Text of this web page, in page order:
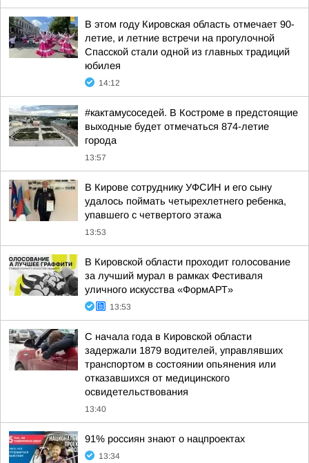
В этом году Кировская область отмечает 90-
летие, и летние встречи на прогулочной
Спасской стали одной из главных традиций
юбилея
14:12
#кактамусоседей. В Костроме в предстоящие
выходные будет отмечаться 874-летие
города
13:57
В Кирове сотруднику УФСИН и его сыну
удалось поймать четырехлетнего ребенка,
упавшего с четвертого этажа
13:53
В Кировской области проходит голосование
за лучший мурал в рамках Фестиваля
уличного искусства «ФормАРТ»
13:53
С начала года в Кировской области
задержали 1879 водителей, управлявших
транспортом в состоянии опьянения или
отказавшихся от медицинского
освидетельствования
13:40
91% россиян знают о нацпроектах
13:34